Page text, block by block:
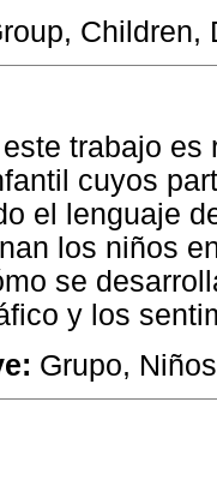
Children,
trabajo
cuyos
el lenguaje
los niños
se
y los
Grupo,